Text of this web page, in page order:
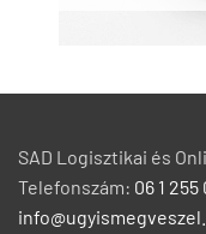
SAD Logisztikai és
Telefonszám: 06 1